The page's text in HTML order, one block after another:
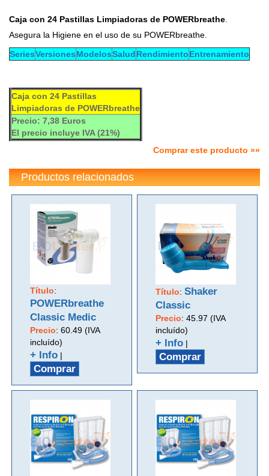
Caja con 24 Pastillas Limpiadoras de POWERbreathe
Asegura la Higiene en el uso de su POWERbreathe.
SeriesVersionesModelosSaludRendimientoEntrenamiento
Caja con 24 Pastillas
Limpiadoras de POWERbreathe
Precio: 7,38 Euros
El precio incluye IVA (21%)
Comprar este producto »»
Productos relacionados
Título:
POWERbreathe
Classic Medic
Precio:60.49 (IVA
incluído)
+ Info |
Comprar
Título:Shaker
Classic
Precio:45.97 (IVA
incluído)
+ Info |
Comprar